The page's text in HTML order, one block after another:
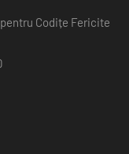
Codițe Fericite